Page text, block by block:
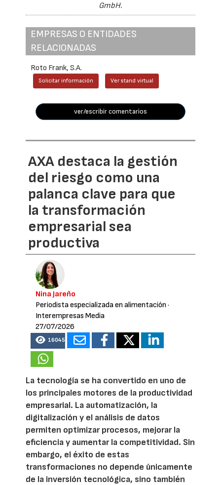
GmbH.
EMPRESAS O ENTIDADES
RELACIONADAS
Roto Frank, S.A.
Solicitar información Ver stand virtual
ver/escribir comentarios
AXA destaca la gestión
del riesgo como una
palanca clave para que
la transformación
empresarial sea
productiva
Nina Jareño
Periodista especializada en alimentación ·
Interempresas Media
27/07/2026
16045
La tecnología se ha convertido en uno de
los principales motores de la productividad
empresarial. La automatización, la
digitalización y el análisis de datos
permiten optimizar procesos, mejorar la
eficiencia y aumentar la competitividad. Sin
embargo, el éxito de estas
transformaciones no depende únicamente
de la inversión tecnológica, sino también